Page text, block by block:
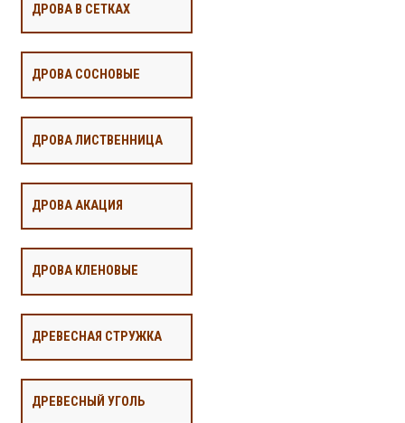
ДРОВА В СЕТКАХ
ДРОВА СОСНОВЫЕ
ДРОВА ЛИСТВЕННИЦА
ДРОВА АКАЦИЯ
ДРОВА КЛЕНОВЫЕ
ДРЕВЕСНАЯ СТРУЖКА
ДРЕВЕСНЫЙ УГОЛЬ